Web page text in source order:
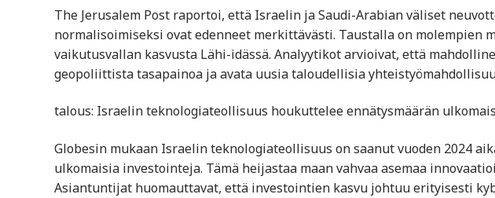
The Jerusalem Post raportoi, että Israelin ja Saudi-Arabian väliset
normalisoimiseksi ovat edenneet merkittävästi. Taustalla on molempien
vaikutusvallan kasvusta Lähi-idässä. Analyytikot arvioivat, että
geopoliittista tasapainoa ja avata uusia taloudellisia
talous: Israelin teknologiateollisuus houkuttelee ennätysmäärän
Globesin mukaan Israelin teknologiateollisuus on saanut vuoden 2024
ulkomaisia investointeja. Tämä heijastaa maan vahvaa asemaa
Asiantuntijat huomauttavat, että investointien kasvu johtuu erityisesti